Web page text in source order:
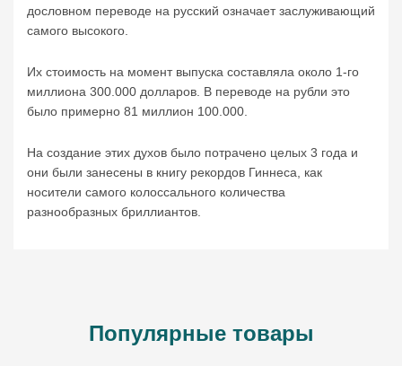
дословном переводе на русский означает заслуживающий
самого высокого.
Их стоимость на момент выпуска составляла около 1-го
миллиона 300.000 долларов. В переводе на рубли это
было примерно 81 миллион 100.000.
На создание этих духов было потрачено целых 3 года и
они были занесены в книгу рекордов Гиннеса, как
носители самого колоссального количества
разнообразных бриллиантов.
Популярные товары